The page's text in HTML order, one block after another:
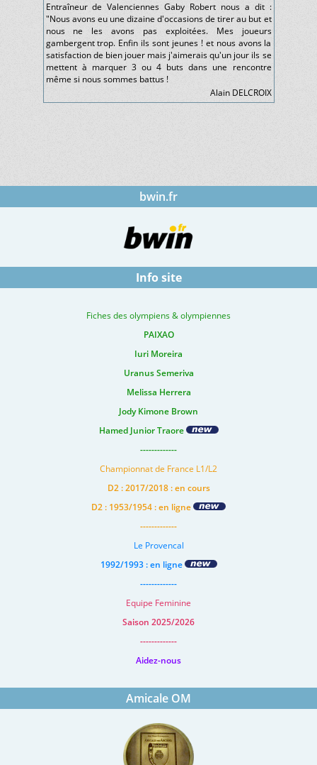
Entraîneur de Valenciennes Gaby Robert nous a dit :
"Nous avons eu une dizaine d'occasions de tirer au but et
nous ne les avons pas exploitées. Mes joueurs
gambergent trop. Enfin ils sont jeunes ! et nous avons la
satisfaction de bien jouer mais j'aimerais qu'un jour ils se
mettent à marquer 3 ou 4 buts dans une rencontre
même si nous sommes battus !
Alain DELCROIX
bwin.fr
Info site
Fiches des olympiens & olympiennes
PAIXAO
Iuri Moreira
Uranus Semeriva
Melissa Herrera
Jody Kimone Brown
Hamed Junior Traore
-------------
Championnat de France L1/L2
D2 : 2017/2018 : en cours
D2 : 1953/1954 : en ligne
-------------
Le Provencal
1992/1993 : en ligne
-------------
Equipe Feminine
Saison 2025/2026
-------------
Aidez-nous
Amicale OM